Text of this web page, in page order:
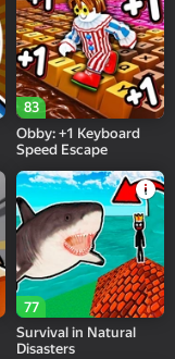
83
Obby: +1 Keyboard
Speed Escape
77
Survival in Natural
Disasters